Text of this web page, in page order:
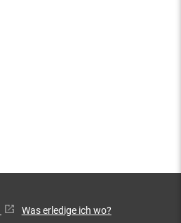
Was erledige ich wo?